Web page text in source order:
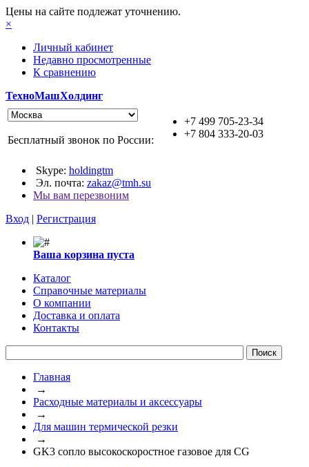
Цены на сайте подлежат уточнению.
×
Личный кабинет
Недавно просмотренные
К сравнению
ТехноМашХолдинг
+7 499 705-23-34
+7 804 333-20-03
Бесплатный звонок по России:
Skype: holdingtm
Эл. почта: zakaz@tmh.su
Мы вам перезвоним
Вход | Регистрация
Ваша корзина пуста
Каталог
Справочные материалы
О компании
Доставка и оплата
Контакты
Главная
→
Расходные материалы и аксессуары
→
Для машин термической резки
→
GK3 сопло высокоскоростное газовое для CG